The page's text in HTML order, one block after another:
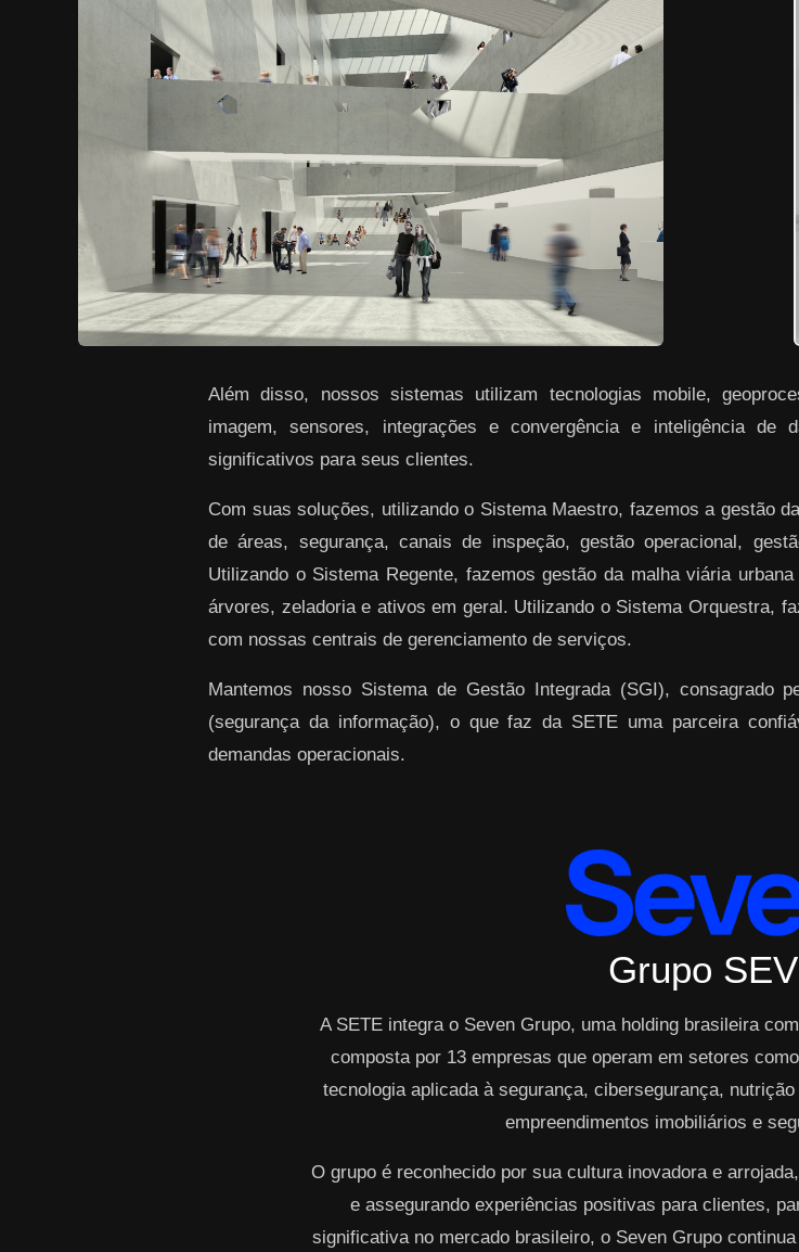
Além disso, nossos sistemas utilizam tecnologias mobile,
imagem, sensores, integrações e convergência e inteligência de
significativos para seus clientes.
Com suas soluções, utilizando o Sistema Maestro, fazemos a gestão
de áreas, segurança, canais de inspeção, gestão operacional,
Utilizando o Sistema Regente, fazemos gestão da malha viária
árvores, zeladoria e ativos em geral. Utilizando o Sistema Orquestra,
com nossas centrais de gerenciamento de serviços.
Mantemos nosso Sistema de Gestão Integrada (SGI), consagrado
(segurança da informação), o que faz da SETE uma parceira
demandas operacionais.
Grupo
A SETE integra o Seven Grupo, uma holding brasileira
composta por 13 empresas que operam em setores
tecnologia aplicada à segurança, cibersegurança,
empreendimentos imobiliários e
O grupo é reconhecido por sua cultura inovadora e
e assegurando experiências positivas para clientes,
significativa no mercado brasileiro, o Seven Grupo